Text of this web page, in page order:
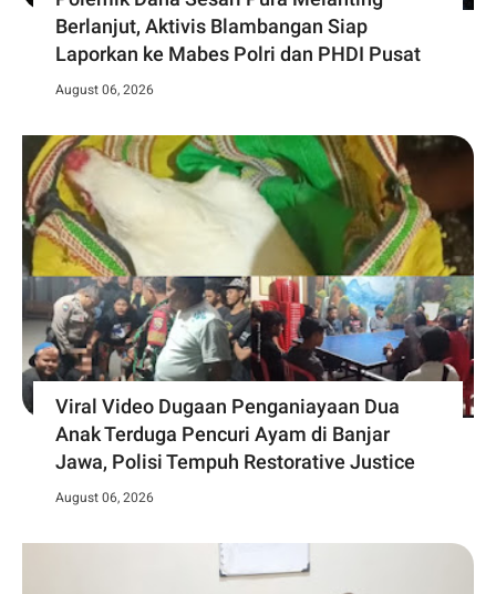
Berlanjut, Aktivis Blambangan Siap
Laporkan ke Mabes Polri dan PHDI Pusat
August 06, 2026
Viral Video Dugaan Penganiayaan Dua
Anak Terduga Pencuri Ayam di Banjar
Jawa, Polisi Tempuh Restorative Justice
August 06, 2026